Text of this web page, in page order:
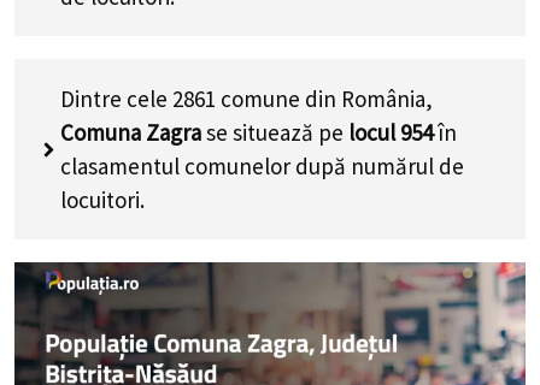
Dintre cele 2861 comune din România,
Comuna Zagrase situează pe locul 954în
clasamentul comunelor după numărul de
locuitori.